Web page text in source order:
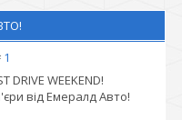
1
DRIVE WEEKEND!
від Емералд Авто!